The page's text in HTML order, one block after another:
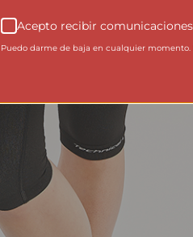
Acepto recibir
Puedo darme de baja en cualquier